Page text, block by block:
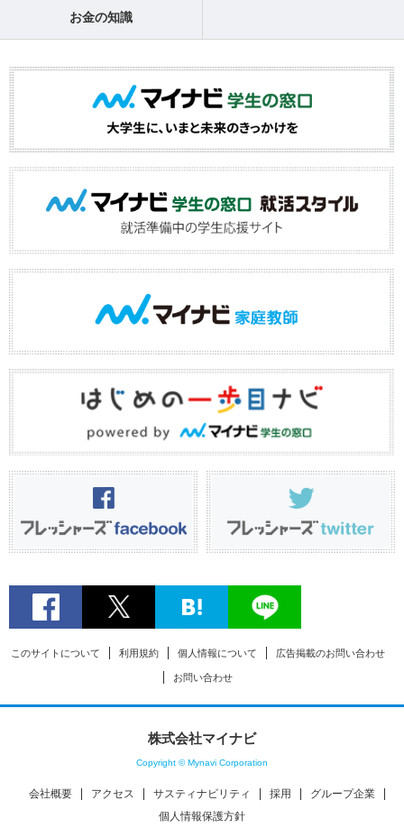
お金の知識
このサイトについて 利用規約 個人情報について 広告掲載のお問い合わせ
お問い合わせ
株式会社マイナビ
Copyright © Mynavi Corporation
会社概要 アクセス サスティナビリティ 採用
グループ企業
個人情報保護方針